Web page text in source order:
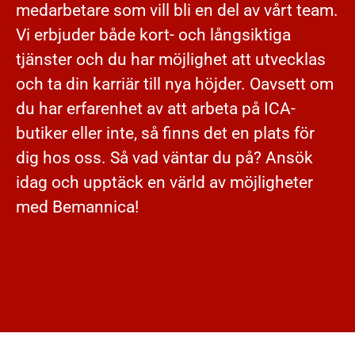
medarbetare som vill bli en del av vårt team.
Vi erbjuder både kort- och långsiktiga
tjänster och du har möjlighet att utvecklas
och ta din karriär till nya höjder. Oavsett om
du har erfarenhet av att arbeta på ICA-
butiker eller inte, så finns det en plats för
dig hos oss. Så vad väntar du på? Ansök
idag och upptäck en värld av möjligheter
med Bemannica!